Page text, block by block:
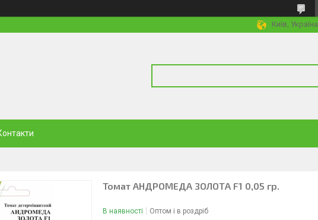
Київ, Україна
Томат АНДРОМЕДА ЗОЛОТА F1 0,05 гр.
В наявності Оптом і в роздріб